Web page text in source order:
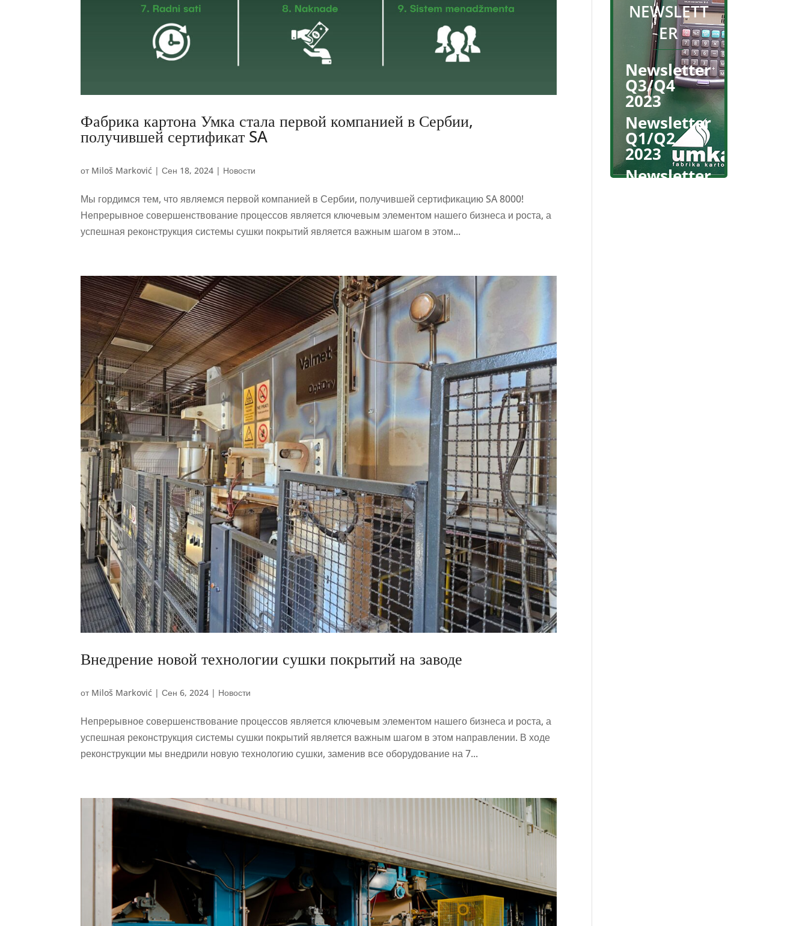
Фабрика картона Умка стала первой компанией в Сербии,
получившей сертификат SA
от Miloš Marković |Сен 18, 2024 | Новости
Мы гордимся тем, что являемся первой компанией в Сербии, получившей сертификацию SA 8000!
Непрерывное совершенствование процессов является ключевым элементом нашего бизнеса и роста, а
успешная реконструкция системы сушки покрытий является важным шагом в этом...
Внедрение новой технологии сушки покрытий на заводе
от Miloš Marković |Сен 6, 2024 | Новости
Непрерывное совершенствование процессов является ключевым элементом нашего бизнеса и роста, а
успешная реконструкция системы сушки покрытий является важным шагом в этом направлении. В ходе
реконструкции мы внедрили новую технологию сушки, заменив все оборудование на 7...
NEWSLETT
ER
Newsletter
Q3/Q4
2023
Newsletter
Q1/Q2
2023
Newsletter